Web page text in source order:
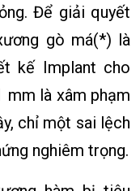
Để giải quyết
gò má(*) là
kế Implant cho
mm là xâm phạm
chỉ một sai lệch
nghiêm trọng.